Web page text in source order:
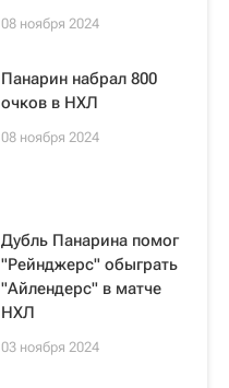
08 ноября 2024
Панарин набрал 800
очков в НХЛ
08 ноября 2024
Дубль Панарина помог
"Рейнджерс" обыграть
"Айлендерс" в матче
НХЛ
03 ноября 2024